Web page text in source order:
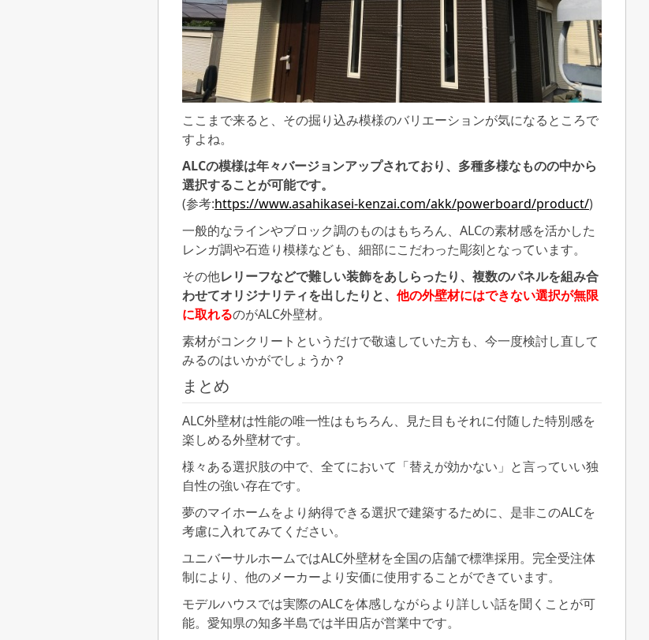
ここまで来ると、その掘り込み模様のバリエーションが気になるところで
すよね。
ALCの模様は年々バージョンアップされており、多種多様なものの中から
選択することが可能です。
(参考:https://www.asahikasei-kenzai.com/akk/powerboard/product/)
一般的なラインやブロック調のものはもちろん、ALCの素材感を活かした
レンガ調や石造り模様なども、細部にこだわった彫刻となっています。
その他レリーフなどで難しい装飾をあしらったり、複数のパネルを組み合
わせてオリジナリティを出したりと、 他の外壁材にはできない選択が無限
に取れるのがALC外壁材。
素材がコンクリートというだけで敬遠していた方も、今一度検討し直して
みるのはいかがでしょうか？
まとめ
ALC外壁材は性能の唯一性はもちろん、見た目もそれに付随した特別感を
楽しめる外壁材です。
様々ある選択肢の中で、全てにおいて「替えが効かない」と言っていい独
自性の強い存在です。
夢のマイホームをより納得できる選択で建築するために、是非このALCを
考慮に入れてみてください。
ユニバーサルホームではALC外壁材を全国の店舗で標準採用。完全受注体
制により、他のメーカーより安価に使用することができています。
モデルハウスでは実際のALCを体感しながらより詳しい話を聞くことが可
能。愛知県の知多半島では半田店が営業中です。